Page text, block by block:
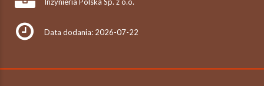
Data dodania: 2026-07-22